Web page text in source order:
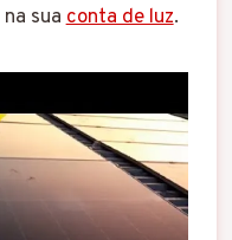
na suaconta de luz.